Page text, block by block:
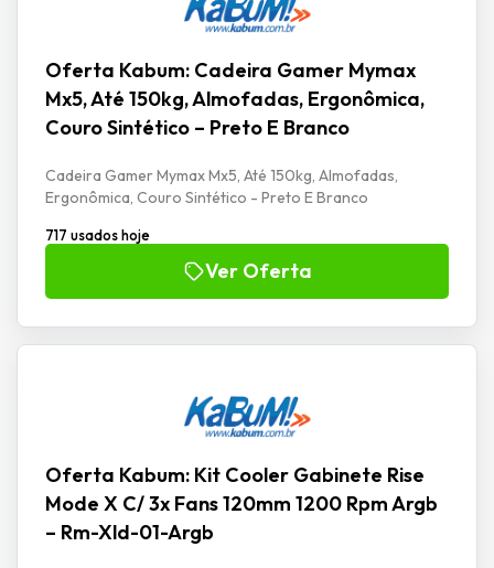
Oferta Kabum: Cadeira Gamer Mymax
Mx5, Até 150kg, Almofadas, Ergonômica,
Couro Sintético – Preto E Branco
Cadeira Gamer Mymax Mx5, Até 150kg, Almofadas,
Ergonômica, Couro Sintético - Preto E Branco
717 usados hoje
Ver Oferta
Oferta Kabum: Kit Cooler Gabinete Rise
Mode X C/ 3x Fans 120mm 1200 Rpm Argb
– Rm-Xld-01-Argb